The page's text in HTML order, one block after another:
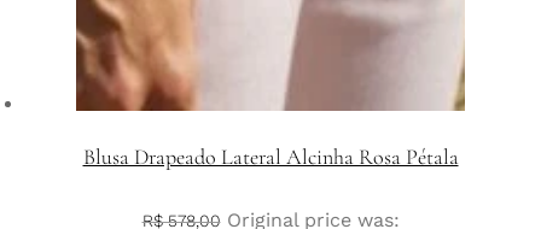
Blusa Drapeado Lateral Alcinha Rosa Pétala
R$578,00 Original price was: